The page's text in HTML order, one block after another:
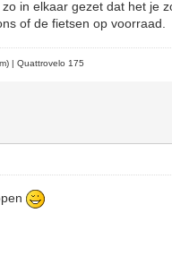
in elkaar gezet dat het je
of de fietsen op voorraad.
| Quattrovelo 175